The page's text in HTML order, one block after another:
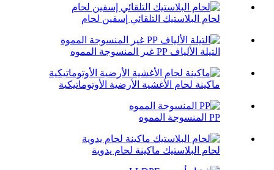
لحام البلاستيك التلقائي إسفين لحام
التيلة الألياف PP غير المنسوجة المموه
ماكينة لحام الأغشية الأرضية الأوتوماتيكية
PP المنسوجة المموه
لحام البلاستيك ماكينة لحام يدوية